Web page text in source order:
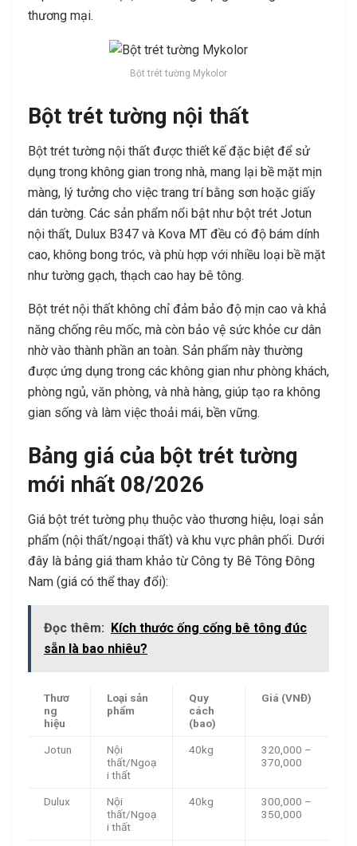
thương mại.
Bột trét tường Mykolor
Bột trét tường nội thất
Bột trét tường nội thất được thiết kế đặc biệt để sử
dụng trong không gian trong nhà, mang lại bề mặt mịn
màng, lý tưởng cho việc trang trí bằng sơn hoặc giấy
dán tường. Các sản phẩm nổi bật như bột trét Jotun
nội thất, Dulux B347 và Kova MT đều có độ bám dính
cao, không bong tróc, và phù hợp với nhiều loại bề mặt
như tường gạch, thạch cao hay bê tông.
Bột trét nội thất không chỉ đảm bảo độ mịn cao và khả
năng chống rêu mốc, mà còn bảo vệ sức khỏe cư dân
nhờ vào thành phần an toàn. Sản phẩm này thường
được ứng dụng trong các không gian như phòng khách,
phòng ngủ, văn phòng, và nhà hàng, giúp tạo ra không
gian sống và làm việc thoải mái, bền vững.
Bảng giá của bột trét tường
mới nhất 08/2026
Giá bột trét tường phụ thuộc vào thương hiệu, loại sản
phẩm (nội thất/ngoại thất) và khu vực phân phối. Dưới
đây là bảng giá tham khảo từ Công ty Bê Tông Đông
Nam (giá có thể thay đổi):
Đọc thêm:
Kích thước ống cống bê tông đúc
sẵn là bao nhiêu?
Thươ
ng
hiệu
Loại sản
phẩm
Quy
cách
(bao)
Giá (VNĐ)
Jotun
Nội
thất/Ngoạ
i thất
40kg
320,000 –
370,000
Dulux
Nội
thất/Ngoạ
i thất
40kg
300,000 –
350,000